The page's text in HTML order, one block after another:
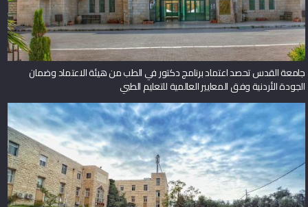
جامعة القدس تحصد اعتماد برنامج دكتور في الطب من هيئة الاعتماد وضمان
الجودة الأردنية وفق المعايير العالمية للتعليم الطبي